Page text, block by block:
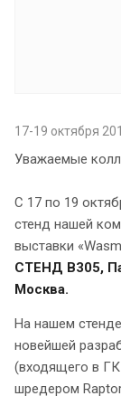
17-19 октября
Уважаемые
С 17 по 19
стенд нашей
выставки
СТЕНД B305,
Москва.
На нашем
новейшей
(входящего в
шредером